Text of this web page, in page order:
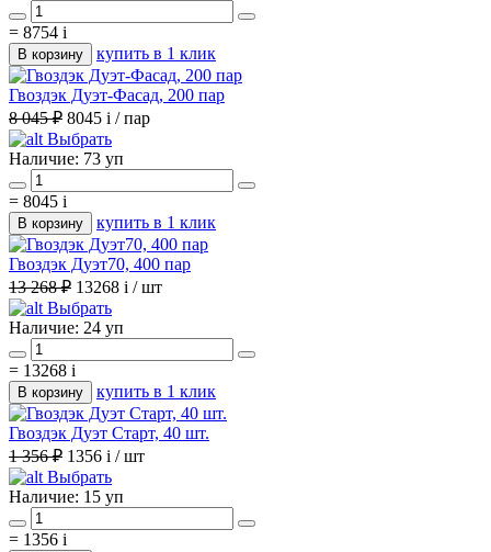
= 8754 i
В корзину купить в 1 клик
Гвоздэк Дуэт-Фасад, 200 пар
8 045 ₽ 8045 i / пар
Выбрать
Наличие: 73 уп
= 8045 i
В корзину купить в 1 клик
Гвоздэк Дуэт70, 400 пар
13 268 ₽ 13268 i / шт
Выбрать
Наличие: 24 уп
= 13268 i
В корзину купить в 1 клик
Гвоздэк Дуэт Старт, 40 шт.
1 356 ₽ 1356 i / шт
Выбрать
Наличие: 15 уп
= 1356 i